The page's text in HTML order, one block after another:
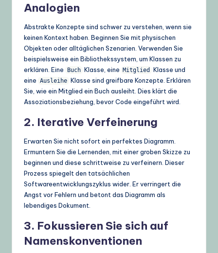
Analogien
Abstrakte Konzepte sind schwer zu verstehen, wenn sie
keinen Kontext haben. Beginnen Sie mit physischen
Objekten oder alltäglichen Szenarien. Verwenden Sie
beispielsweise ein Bibliothekssystem, um Klassen zu
erklären. Eine
Buch Klasse, eine Mitglied
Klasse und
eine Ausleihe Klasse sind greifbare Konzepte. Erklären
Sie, wie ein Mitglied ein Buch ausleiht. Dies klärt die
Assoziationsbeziehung, bevor Code eingeführt wird.
2. Iterative Verfeinerung
Erwarten Sie nicht sofort ein perfektes Diagramm.
Ermuntern Sie die Lernenden, mit einer groben Skizze zu
beginnen und diese schrittweise zu verfeinern. Dieser
Prozess spiegelt den tatsächlichen
Softwareentwicklungszyklus wider. Er verringert die
Angst vor Fehlern und betont das Diagramm als
lebendiges Dokument.
3. Fokussieren Sie sich auf
Namenskonventionen